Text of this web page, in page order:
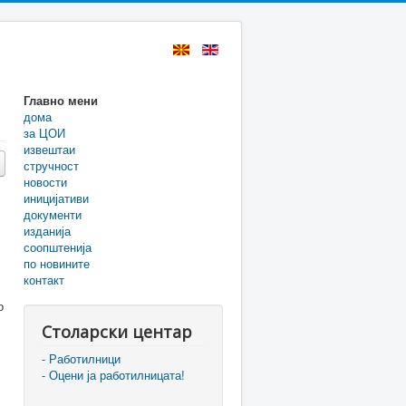
Главно мени
дома
за ЦОИ
извештаи
стручност
новости
иницијативи
документи
изданија
соопштенија
по новините
контакт
Столарски центар
- Работилници
- Оцени ја работилницата!